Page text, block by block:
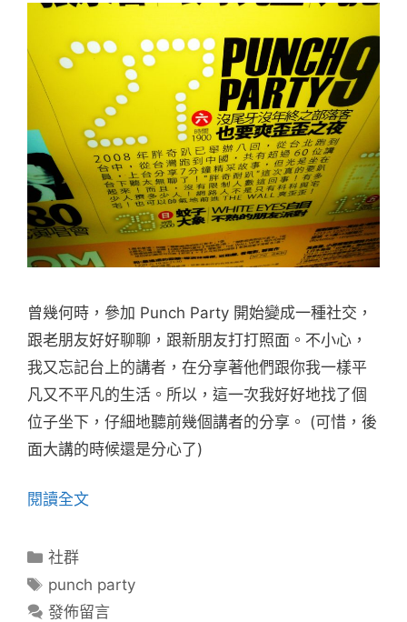
曾幾何時，參加 Punch Party 開始變成一種社交，
跟老朋友好好聊聊，跟新朋友打打照面。不小心，
我又忘記台上的講者，在分享著他們跟你我一樣平
凡又不平凡的生活。所以，這一次我好好地找了個
位子坐下，仔細地聽前幾個講者的分享。 (可惜，後
面大講的時候還是分心了)
閱讀全文
分
類
社群
標
籤
punch party
發佈留言